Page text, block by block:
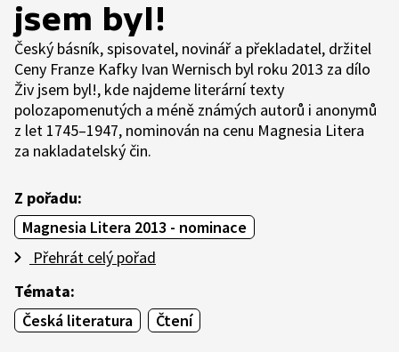
jsem byl!
Český básník, spisovatel, novinář a překladatel, držitel
Ceny Franze Kafky Ivan Wernisch byl roku 2013 za dílo
Živ jsem byl!, kde najdeme literární texty
polozapomenutých a méně známých autorů i anonymů
z let 1745–1947, nominován na cenu Magnesia Litera
za nakladatelský čin.
Z pořadu:
Magnesia Litera 2013 - nominace
Přehrát celý pořad
Témata:
Česká literatura
Čtení